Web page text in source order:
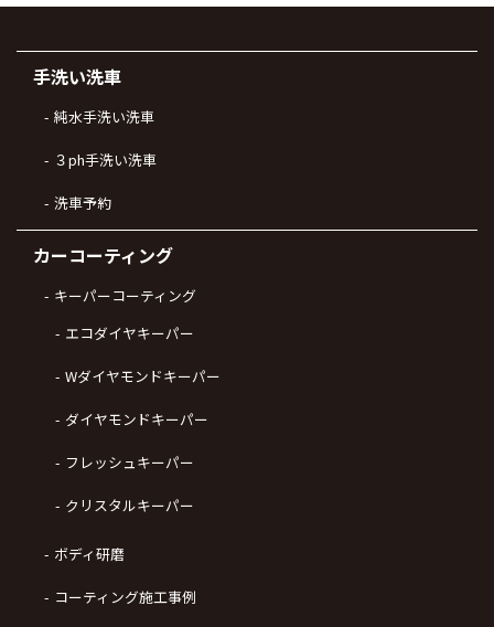
手洗い洗車
純水手洗い洗車
３ph手洗い洗車
洗車予約
カーコーティング
キーパーコーティング
エコダイヤキーパー
Wダイヤモンドキーパー
ダイヤモンドキーパー
フレッシュキーパー
クリスタルキーパー
ボディ研磨
コーティング施工事例